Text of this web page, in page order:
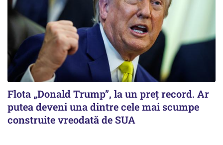
Flota „Donald Trump”, la un preț record. Ar
putea deveni una dintre cele mai scumpe
construite vreodată de SUA